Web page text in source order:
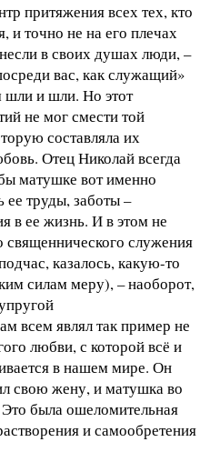
притяжения всех тех, кто
и точно не на его плечах
в своих душах люди, –
вас, как служащий»
и шли. Но этот
не мог смести той
составляла их
Отец Николай всегда
матушке вот именно
ее труды, заботы –
в ее жизнь. И в этом не
священнического служения
казалось, какую-то
силам меру), – наоборот,
всем являл так пример не
любви, с которой всё и
в нашем мире. Он
свою жену, и матушка во
была ошеломительная
и самообретения